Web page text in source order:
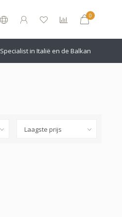
0
Specialist in Italië en de Balkan